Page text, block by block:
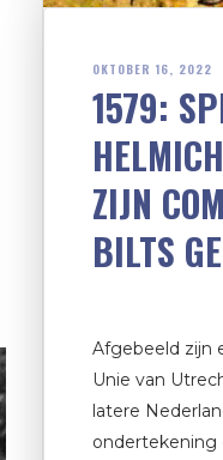
OKTOBER 16, 2022
1579:
ZIJN
BILTS
Afgebeeld zijn
Unie van
latere
ondertekening